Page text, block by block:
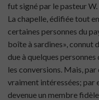
fut signé par le pasteur
La chapelle, édifiée tout
certaines personnes du
boîte à sardines», connut
due à quelques
les conversions. Mais,
vraiment intéressées;
devenue un membre